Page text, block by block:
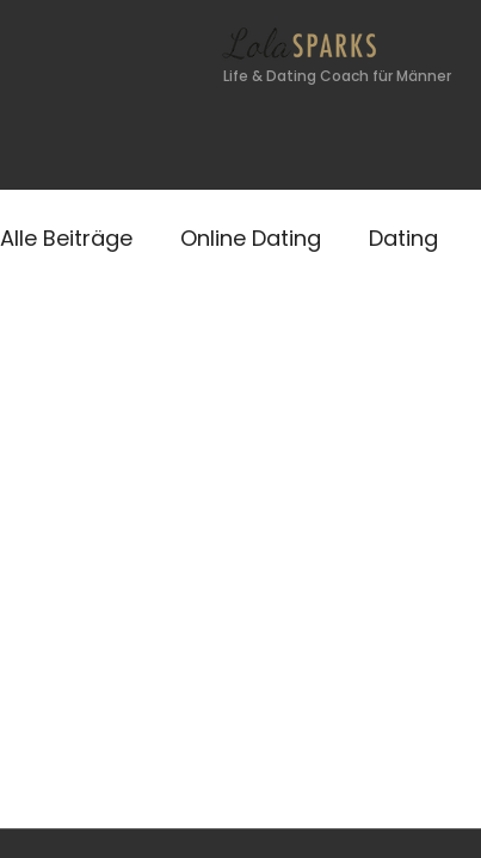
Life & Dating Coach für Männer
Alle Beiträge Online Dating Dating